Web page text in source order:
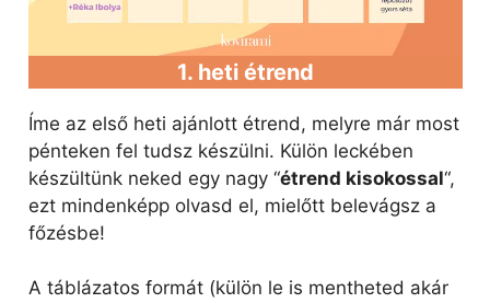
1. heti étrend
Íme az első heti ajánlott étrend, melyre már most
pénteken fel tudsz készülni. Külön leckében
készültünk neked egy nagy “étrend kisokossal“,
ezt mindenképp olvasd el, mielőtt belevágsz a
főzésbe!
A táblázatos formát (külön le is mentheted akár